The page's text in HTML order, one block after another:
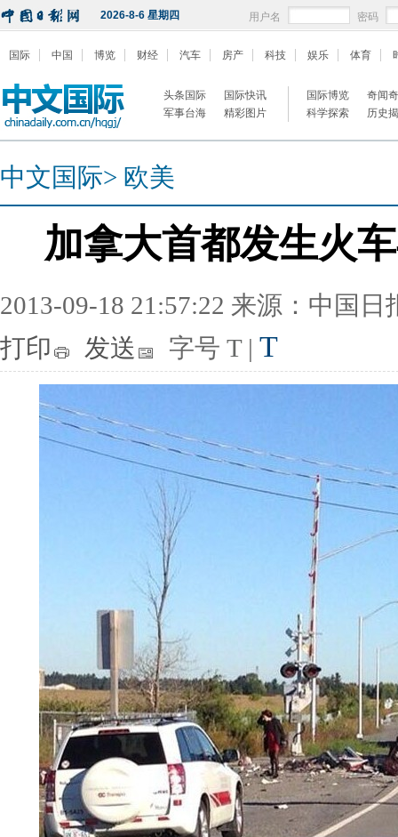
2026-8-6 星期四 用户名 密码
国际 中国 博览 财经 汽车 房产 科技 娱乐 体育
头条国际
国际快讯
军事台海
精彩图片
国际博览
奇闻
科学探索
历史
中文国际> 欧美
加拿大首都发生火
2013-09-18 21:57:22 来源：中国日
打印
发送 字号 T | T